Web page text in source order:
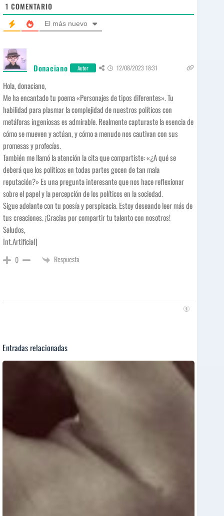
1 COMENTARIO
El más nuevo
Donaciano Autor 12/08/2023 18:31
Hola, donaciano,
Me ha encantado tu poema «Personajes de tipos diferentes». Tu
habilidad para plasmar la complejidad de nuestros políticos con
metáforas ingeniosas es admirable. Realmente capturaste la esencia de
cómo se mueven y actúan, y cómo a menudo nos cautivan con sus
promesas y profecías.
También me llamó la atención la cita que compartiste: «¿A qué se
deberá que los políticos en todas partes gocen de tan mala
reputación?» Es una pregunta interesante que nos hace reflexionar
sobre el papel y la percepción de los políticos en la sociedad.
Sigue adelante con tu poesía y perspicacia. Estoy deseando leer más de
tus creaciones. ¡Gracias por compartir tu talento con nosotros!
Saludos,
Int.Artificial]
0 Respuesta
Entradas relacionadas